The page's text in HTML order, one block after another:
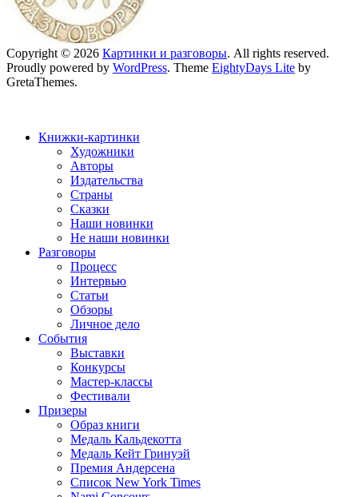
Copyright © 2026 Картинки и разговоры. All rights reserved.
Proudly powered by WordPress. Theme EightyDays Lite by
GretaThemes.
Книжки-картинки
Художники
Авторы
Издательства
Страны
Сказки
Наши новинки
Не наши новинки
Разговоры
Процесс
Интервью
Статьи
Обзоры
Личное дело
События
Выставки
Конкурсы
Мастер-классы
Фестивали
Призеры
Образ книги
Медаль Кальдекотта
Медаль Кейт Гринуэй
Премия Андерсена
Список New York Times